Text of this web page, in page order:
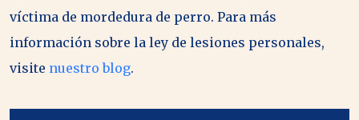
víctima de mordedura de perro. Para más
información sobre la ley de lesiones personales,
visite nuestro blog.